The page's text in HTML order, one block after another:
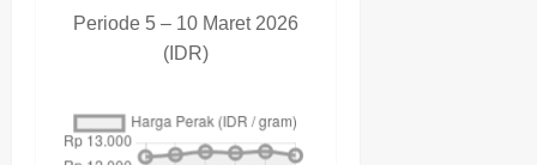
Periode 5 – 10 Maret 2026
(IDR)